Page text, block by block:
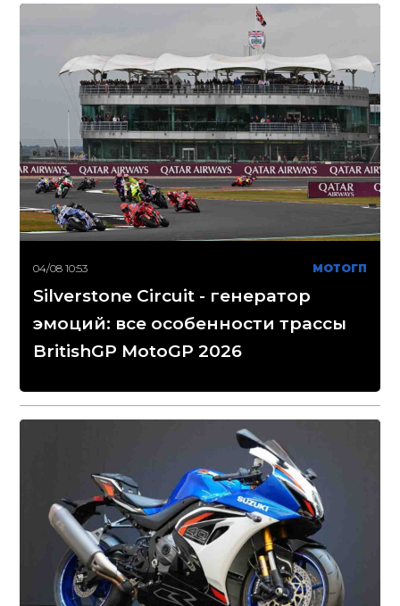
04/08 10:53 МОТОГП
Silverstone Circuit - генератор
эмоций: все особенности трассы
BritishGP MotoGP 2026